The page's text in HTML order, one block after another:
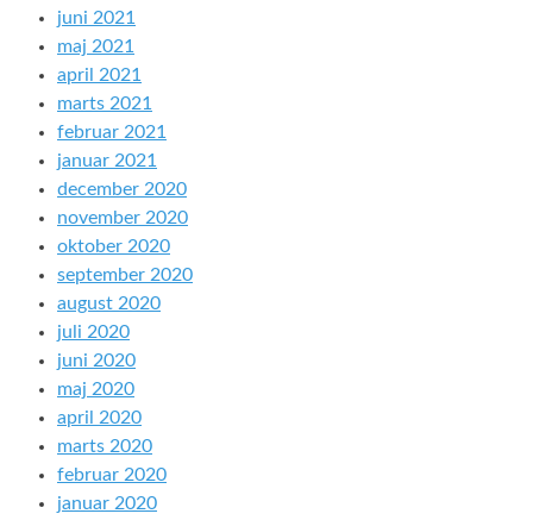
juni 2021
maj 2021
april 2021
marts 2021
februar 2021
januar 2021
december 2020
november 2020
oktober 2020
september 2020
august 2020
juli 2020
juni 2020
maj 2020
april 2020
marts 2020
februar 2020
januar 2020